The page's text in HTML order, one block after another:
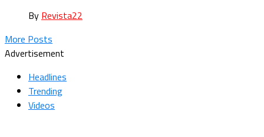
By Revista22
More Posts
Advertisement
Headlines
Trending
Videos